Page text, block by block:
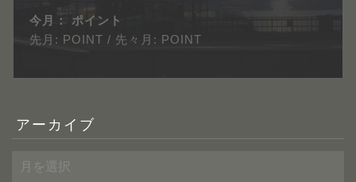
今月：
ポイント
先月: POINT / 先々月: POINT
アーカイブ
ー